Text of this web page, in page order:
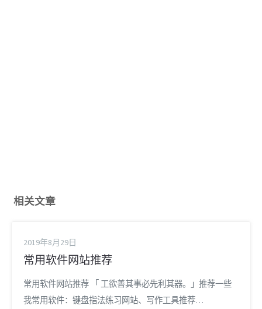
相关文章
2019年8月29日
常用软件网站推荐
常用软件网站推荐 「 工欲善其事必先利其器。」推荐一些
我常用软件：键盘指法练习网站、写作工具推荐